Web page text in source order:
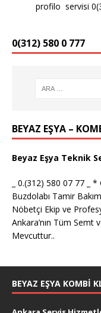
profilo servisi
0(312) 580 0 777
BEYAZ EŞYA –
Beyaz Eşya Teknik
_ 0.(312) 580 07 77 _
Buzdolabı Tamir
Nöbetçi Ekip ve
Ankara’nın Tüm
Mevcuttur..
BEYAZ EŞYA KOMBI